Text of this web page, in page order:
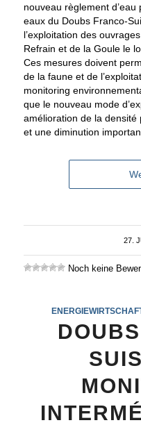
nouveau règlement
eaux du Doubs Franco-
l’exploitation des
Refrain et de la Goule le
Ces mesures doivent
de la faune et de
monitoring
que le nouveau mode
amélioration de la densité
et une diminution
27./
Noch keine